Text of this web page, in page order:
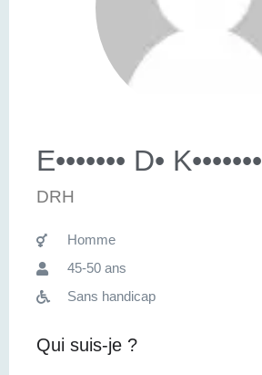
E••••••• D• K•••••••
DRH
Homme
45-50 ans
Sans handicap
Qui suis-je ?